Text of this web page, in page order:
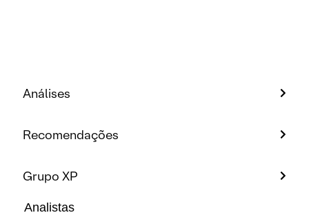
Análises
Recomendações
Grupo XP
Analistas